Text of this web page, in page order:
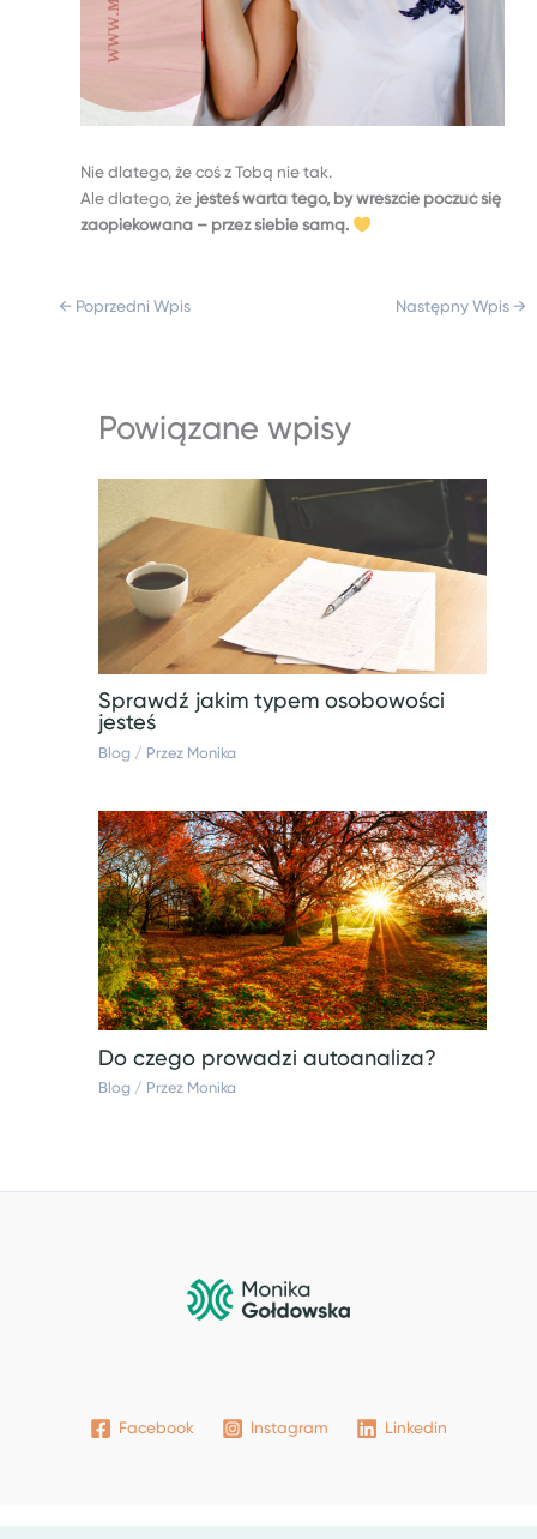
Nie dlatego, że coś z Tobą nie tak.
Ale dlatego, że jesteś warta tego, by wreszcie poczuć się
zaopiekowana – przez siebie samą.
← Poprzedni Wpis Następny Wpis →
Powiązane wpisy
Sprawdź jakim typem osobowości
jesteś
Blog / Przez Monika
Do czego prowadzi autoanaliza?
Blog / Przez Monika
Facebook Instagram Linkedin